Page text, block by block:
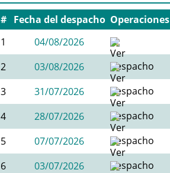
# Fecha del despacho Operaciones
1
04/08/2026
2
03/08/2026
3
31/07/2026
4
28/07/2026
5
07/07/2026
6
03/07/2026